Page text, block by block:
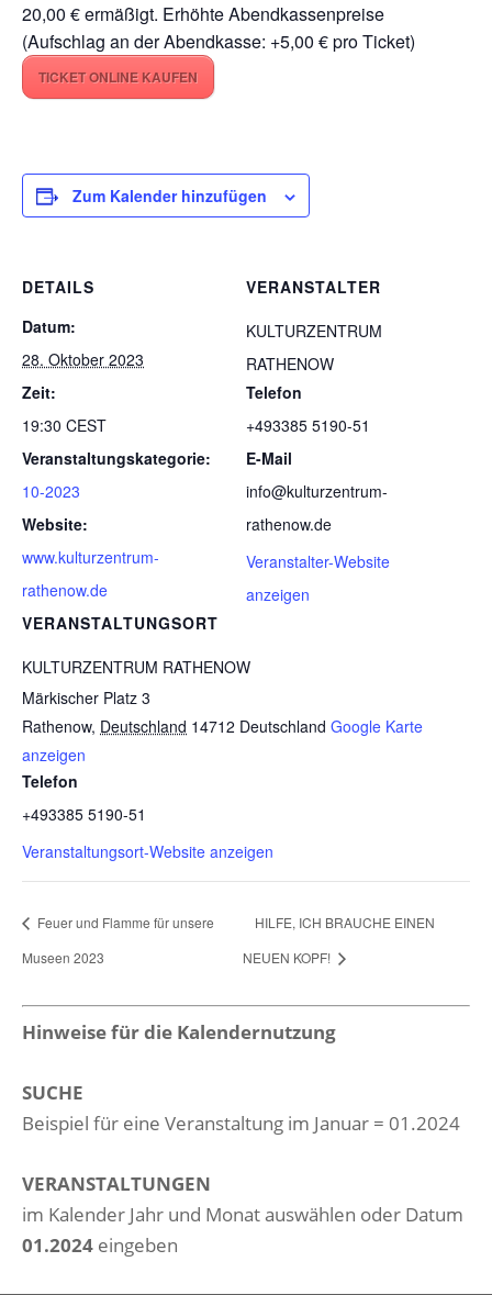
20,00 € ermäßigt. Erhöhte Abendkassenpreise
(Aufschlag an der Abendkasse: +5,00 € pro Ticket)
TICKET ONLINE KAUFEN
Zum Kalender hinzufügen
DETAILS
Datum:
28. Oktober 2023
Zeit:
19:30 CEST
Veranstaltungskategorie:
10-2023
Website:
www.kulturzentrum-
rathenow.de
VERANSTALTUNGSORT
KULTURZENTRUM RATHENOW
Märkischer Platz 3
Rathenow, Deutschland 14712 Deutschland Google Karte
anzeigen
Telefon
+493385 5190-51
Veranstaltungsort-Website anzeigen
VERANSTALTER
KULTURZENTRUM
RATHENOW
Telefon
+493385 5190-51
E-Mail
info@kulturzentrum-
rathenow.de
Veranstalter-Website
anzeigen
Feuer und Flamme für unsere
Museen 2023
HILFE, ICH BRAUCHE EINEN
NEUEN KOPF!
Hinweise für die Kalendernutzung
SUCHE
Beispiel für eine Veranstaltung im Januar = 01.2024
VERANSTALTUNGEN
im Kalender Jahr und Monat auswählen oder Datum
01.2024 eingeben